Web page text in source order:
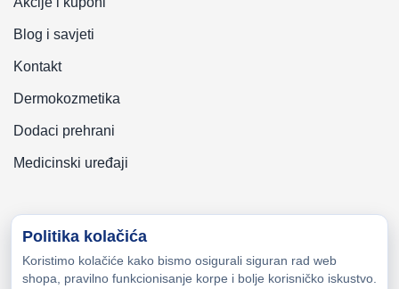
Blog i savjeti
Kontakt
Dermokozmetika
Dodaci prehrani
Medicinski uređaji
Copyright © 2026 Zeni-Lijek Apoteka. Sva prava zadržana
Politika kolačića
Koristimo kolačiće kako bismo osigurali siguran rad web
shopa, pravilno funkcionisanje korpe i bolje korisničko iskustvo.